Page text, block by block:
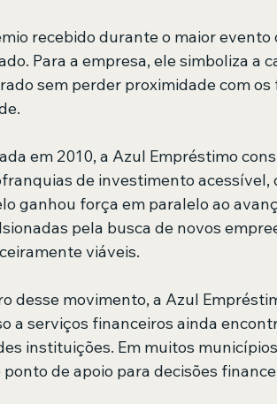
recebido durante o maior
Para a empresa, ele simboliza a
sem perder proximidade com
em 2010, a Azul Empréstimo
de investimento
ganhou força em paralelo ao
pela busca de novos
viáveis.
desse movimento, a Azul
a serviços financeiros ainda
instituições. Em muitos
ponto de apoio para decisões